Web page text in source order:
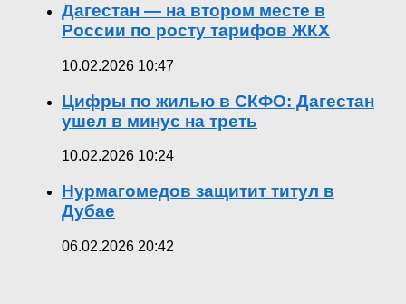
Дагестан — на втором месте в
России по росту тарифов ЖКХ
10.02.2026 10:47
Цифры по жилью в СКФО: Дагестан
ушел в минус на треть
10.02.2026 10:24
Нурмагомедов защитит титул в
Дубае
06.02.2026 20:42